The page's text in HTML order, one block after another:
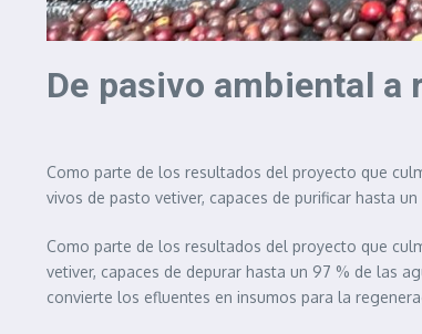
De pasivo ambiental
Como parte de los resultados del proyecto que
vivos de pasto vetiver, capaces de purificar hasta
Como parte de los resultados del proyecto que
vetiver, capaces de depurar hasta un 97 % de las
convierte los efluentes en insumos para la